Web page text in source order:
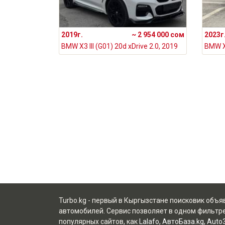
2019г.
~ 2 954 000 сом
BMW X3 III (G01) 20d xDrive 2.0, 2019
2023г.
Turbo.kg - первый в Кыргызстане поисковик
автомобилей. Сервис позволяет в одном
популярных сайтов, как
Lalafo, АвтоБаза.kg,